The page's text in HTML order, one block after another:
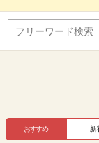
おすすめ 新